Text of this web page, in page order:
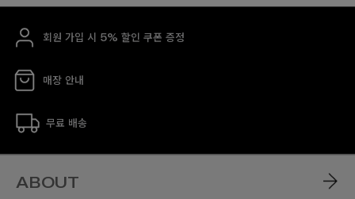
회원 가입 시 5% 할인 쿠폰 증정
매장 안내
무료 배송
ABOUT